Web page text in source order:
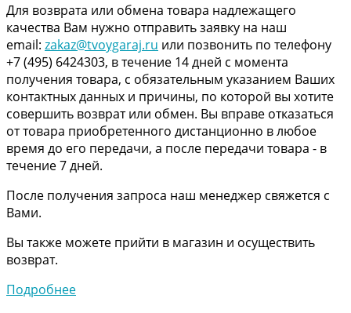
Для возврата или обмена товара надлежащего
качества Вам нужно отправить заявку на наш
email: zakaz@tvoygaraj.ru или позвонить по телефону
+7 (495) 6424303, в течение 14 дней с момента
получения товара, с обязательным указанием Ваших
контактных данных и причины, по которой вы хотите
совершить возврат или обмен. Вы вправе отказаться
от товара приобретенного дистанционно в любое
время до его передачи, а после передачи товара - в
течение 7 дней.
После получения запроса наш менеджер свяжется с
Вами.
Вы также можете прийти в магазин и осуществить
возврат.
Подробнее